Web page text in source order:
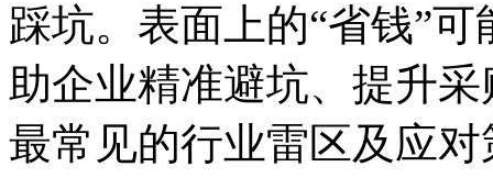
踩坑。表面上的“省钱”
助企业精准避坑、提升
最常见的行业雷区及应对